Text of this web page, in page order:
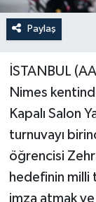
Paylaş
İSTANBUL
Nimes
Kapalı Salon
turnuvayı
öğrencisi
hedefinin milli
imza atmak ve